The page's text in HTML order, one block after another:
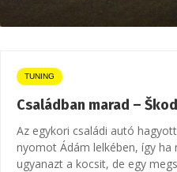
TUNING
Családban marad –
Az egykori családi autó
nyomot Ádám lelkében, így ha
ugyanazt a kocsit, de egy